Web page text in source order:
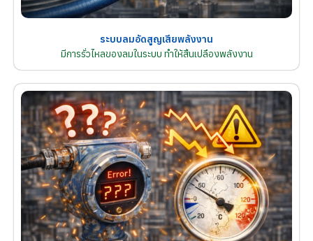
ระบบลมอัดสูญเสียพลังงาน
มีการรั่วไหลของลมในระบบ ทำให้สิ้นเปลืองพลังงาน